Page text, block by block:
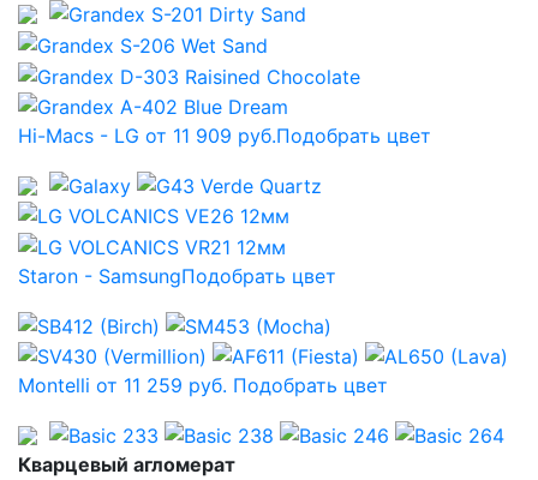
Hi-Macs - LG от 11 909 руб.Подобрать цвет
Staron - SamsungПодобрать цвет
Montelli от 11 259 руб. Подобрать цвет
Кварцевый агломерат